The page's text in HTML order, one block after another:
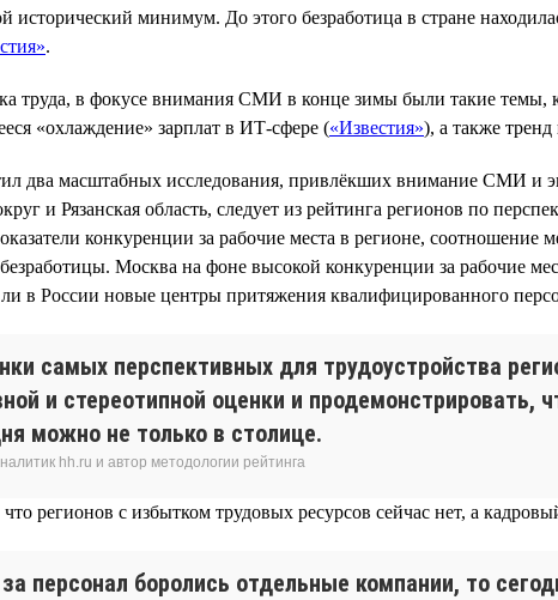
исторический минимум. До этого безработица в стране
.
труда, в фокусе внимания СМИ в конце зимы были такие темы,
«охлаждение» зарплат в ИТ-сфере («Известия»), а также
два масштабных исследования, привлёкших внимание СМИ и
и Рязанская область, следует из рейтинга регионов по
конкуренции за рабочие места в регионе,
Москва на фоне высокой конкуренции за рабочие
в России новые центры притяжения квалифицированного
самых перспективных для трудоустройства
и стереотипной оценки и
можно не только в столице.
hh.ru и автор методологии рейтинга
регионов с избытком трудовых ресурсов сейчас нет, а
персонал боролись отдельные компании, то